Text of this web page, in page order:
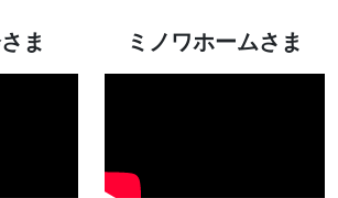
ま ミノワホームさま